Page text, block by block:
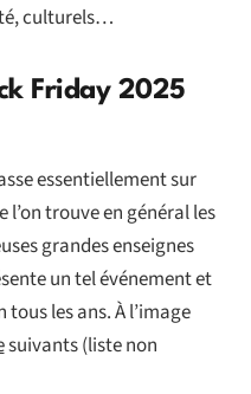
culturels…
Friday 2025
essentiellement sur
l’on trouve en général les
grandes enseignes
un tel événement et
les ans. À l’image
suivants (liste non